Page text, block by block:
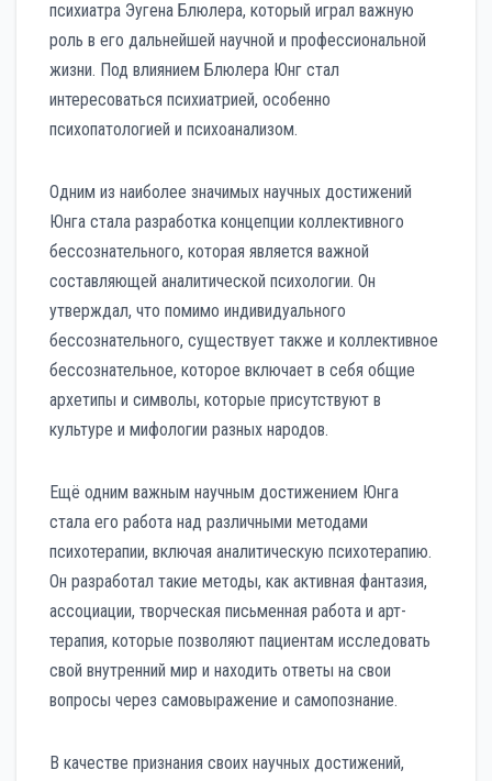
психиатра Эугена Блюлера, который играл важную
роль в его дальнейшей научной и профессиональной
жизни. Под влиянием Блюлера Юнг стал
интересоваться психиатрией, особенно
психопатологией и психоанализом.
Одним из наиболее значимых научных достижений
Юнга стала разработка концепции коллективного
бессознательного, которая является важной
составляющей аналитической психологии. Он
утверждал, что помимо индивидуального
бессознательного, существует также и коллективное
бессознательное, которое включает в себя общие
архетипы и символы, которые присутствуют в
культуре и мифологии разных народов.
Ещё одним важным научным достижением Юнга
стала его работа над различными методами
психотерапии, включая аналитическую психотерапию.
Он разработал такие методы, как активная фантазия,
ассоциации, творческая письменная работа и арт-
терапия, которые позволяют пациентам исследовать
свой внутренний мир и находить ответы на свои
вопросы через самовыражение и самопознание.
В качестве признания своих научных достижений,